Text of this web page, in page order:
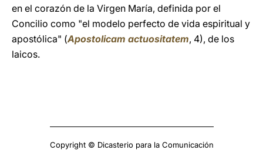
en el corazón de la Virgen María, definida por el
Concilio como "el modelo perfecto de vida espiritual y
apostólica" (Apostolicam actuositatem, 4), de los
laicos.
Copyright © Dicasterio para la Comunicación